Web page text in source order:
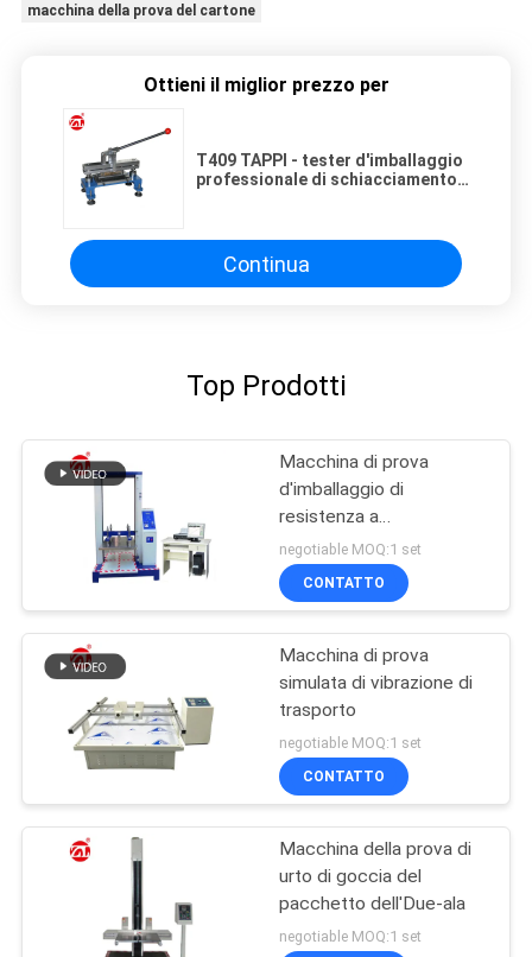
macchina della prova del cartone
Ottieni il miglior prezzo per
T409 TAPPI - tester d'imballaggio
professionale di schiacciamento
Continua
Top Prodotti
Macchina di prova
d'imballaggio di
resistenza a
compressione del servo
schermo unico del
computer
negotiable MOQ:1 set
CONTATTO
Macchina di prova
simulata di vibrazione di
trasporto
negotiable MOQ:1 set
CONTATTO
Macchina della prova di
urto di goccia del
pacchetto dell'Due-ala
negotiable MOQ:1 set